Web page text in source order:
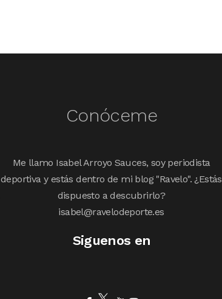
Conóceme
Me llamo Isabel Arroyo Sauces, soy periodista
deportiva y estás dentro de mi blog "Ravelo". ¿Estás
dispuesto a descubrirlo?
isabel@ravelodeporte.es
Siguenos en